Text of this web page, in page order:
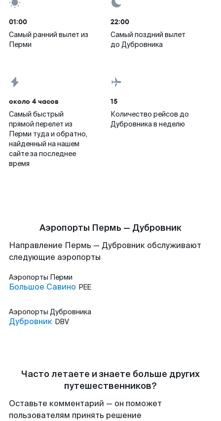
01:00
Самый ранний вылет из
Перми
22:00
Самый поздний вылет
до Дубровника
около 4 часов
Самый быстрый
прямой перелет из
Перми туда и обратно,
найденный на нашем
сайте за последнее
время
15
Количество рейсов до
Дубровника в неделю
Аэропорты Пермь — Дубровник
Направление Пермь — Дубровник обслуживают
следующие аэропорты
Аэропорты Перми
Большое Савино PEE
Аэропорты Дубровника
Дубровник DBV
Часто летаете и знаете больше других
путешественников?
Оставьте комментарий — он поможет
пользователям принять решение